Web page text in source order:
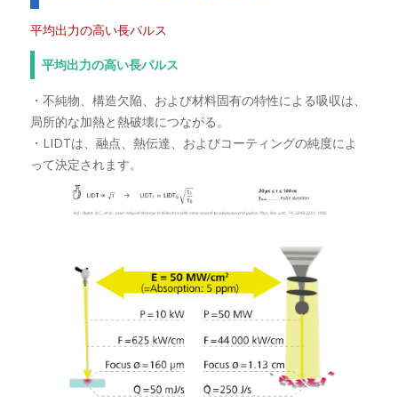
平均出力の高い長パルス
平均出力の高い長パルス
・不純物、構造欠陥、および材料固有の特性による吸収は、
局所的な加熱と熱破壊につながる。
・LIDTは、融点、熱伝達、およびコーティングの純度によ
って決定されます。